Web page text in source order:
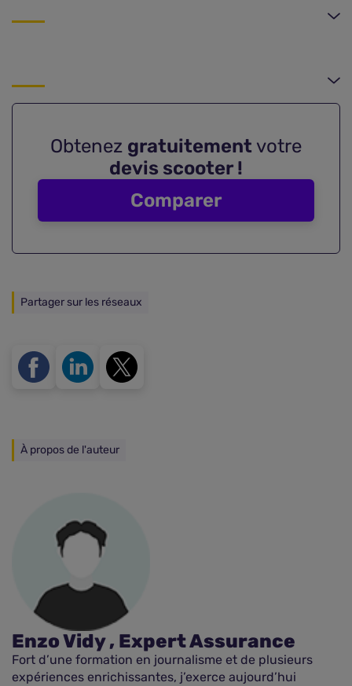
Obtenez gratuitement votre
devis scooter !
Comparer
Partager sur les réseaux
À propos de l'auteur
Enzo Vidy , Expert Assurance
Fort d’une formation en journalisme et de plusieurs
expériences enrichissantes, j’exerce aujourd’hui